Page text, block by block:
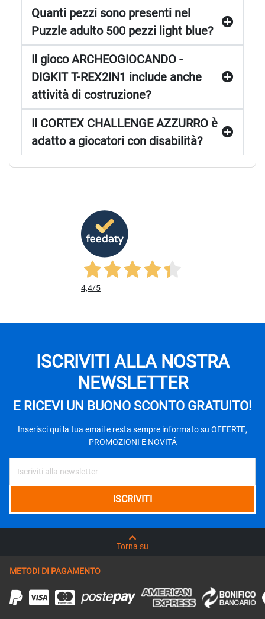
Quanti pezzi sono presenti nel
Puzzle adulto 500 pezzi light blue?
Il gioco ARCHEOGIOCANDO -
DIGKIT T-REX2IN1 include anche
attività di costruzione?
Il CORTEX CHALLENGE AZZURRO è
adatto a giocatori con disabilità?
4,4/5
ISCRIVITI ALLA NOSTRA
NEWSLETTER
E RICEVI UN BUONO SCONTO GRATUITO!
Inserisci qui la tua email e resta sempre informato su OFFERTE,
PROMOZIONI E NOVITÁ
Torna su
METODI DI PAGAMENTO